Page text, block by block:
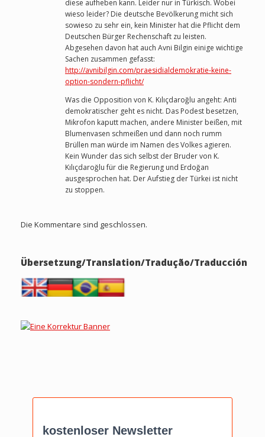
diese aufheben kann. Leider nur in Türkisch. Wobei
wieso leider? Die deutsche Bevölkerung micht sich
sowieso zu sehr ein, kein Minister hat die Pflicht dem
Deutschen Bürger Rechenschaft zu leisten.
Abgesehen davon hat auch Avni Bilgin einige wichtige
Sachen zusammen gefasst:
http://avnibilgin.com/praesidialdemokratie-keine-
option-sondern-pflicht/
Was die Opposition von K. Kılıçdaroğlu angeht: Anti
demokratischer geht es nicht. Das Podest besetzen,
Mikrofon kaputt machen, andere Minister beißen, mit
Blumenvasen schmeißen und dann noch rumm
Brüllen man würde im Namen des Volkes agieren.
Kein Wunder das sich selbst der Bruder von K.
Kılıçdaroğlu für die Regierung und Erdoğan
ausgesprochen hat. Der Aufstieg der Türkei ist nicht
zu stoppen.
Die Kommentare sind geschlossen.
Übersetzung/Translation/Tradução/Traducción